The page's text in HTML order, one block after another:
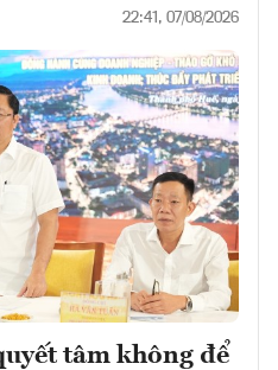
22:41, 07/08/2026
tâm không để